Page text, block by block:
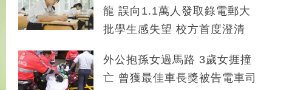
龍 誤向1.1萬人發取錄電郵大
批學生感失望 校方首度澄清
外公抱孫女過馬路 3歲女捱撞
亡 曾獲最佳車長獎被告電車司